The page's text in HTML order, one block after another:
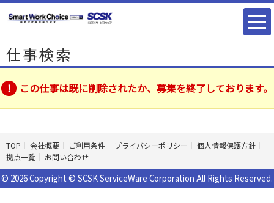
仕事検索
この仕事は既に削除されたか、募集を終了しております。
TOP 会社概要 ご利用条件 プライバシーポリシー
個人情報保護方針
拠点一覧
お問い合わせ
© 2026 Copyright © SCSK ServiceWare Corporation All Rights Reserved.